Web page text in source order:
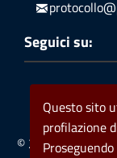
Questo sito
profilazione
Seguici su:
© 2023 Comune